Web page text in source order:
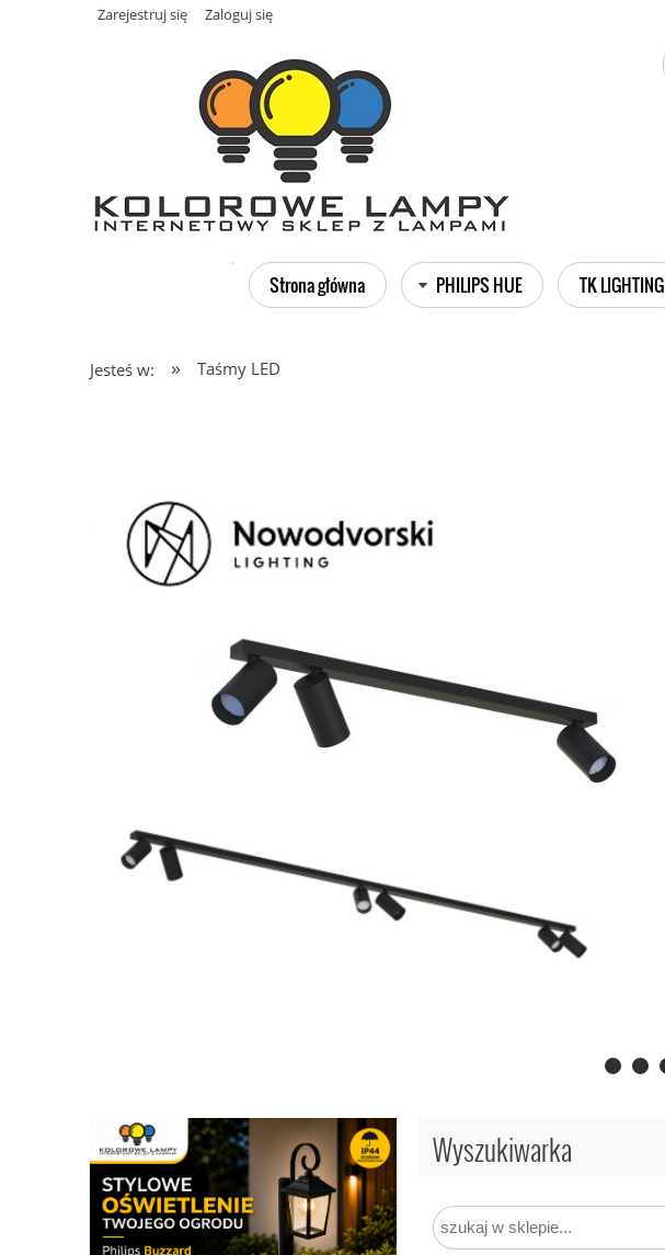
Zarejestruj się Zaloguj się
Strona główna PHILIPS HUE TK LIGHTING
Jesteś w: » Taśmy LED
Wyszukiwarka